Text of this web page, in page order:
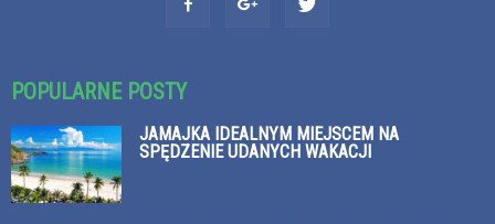
POPULARNE POSTY
JAMAJKA IDEALNYM MIEJSCEM NA
SPĘDZENIE UDANYCH WAKACJI